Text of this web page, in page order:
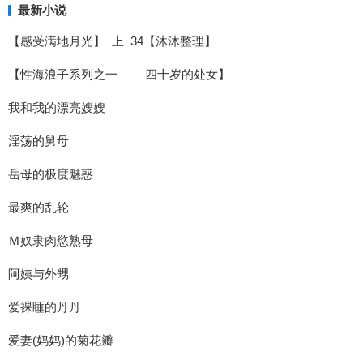
最新小说
【感受满地月光】 上 34【沐沐整理】
【性海浪子系列之一 ——四十岁的处女】
我和我的漂亮嫂嫂
淫荡的舅母
岳母的极度魅惑
最爽的乱轮
Ｍ奴隶肉慾熟母
阿姨与外甥
爱裸睡的丹丹
爱妻(妈妈)的菊花瓣